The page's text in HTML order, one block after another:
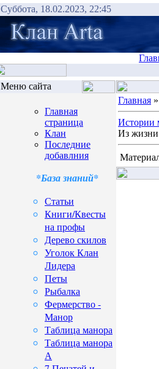
Суббота, 18.02.2023, 22:45
Меню сайта
Главная
страница
Клан
Последние
добавлния
*База знаний*
Статьи
Книги/Квесты
на профы
Дерево скилов
Уголок Клан
Лидера
Петы
Рыбалка
Фермерство -
Манор
Таблица манора
Таблица манора
А
Главная »
Истории
Из жизни